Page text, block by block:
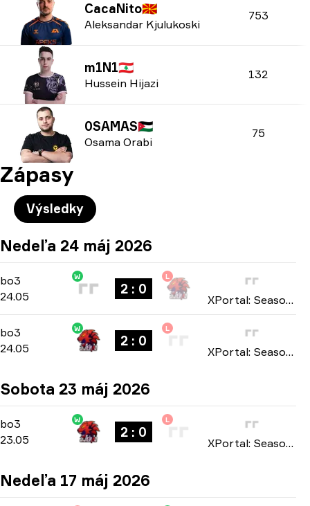
CacaNito🇲🇰
Aleksandar Kjulukoski
753
m1N1🇱🇧
Hussein Hijazi
132
0SAMAS🇯🇴
Osama Orabi
75
Zápasy
Výsledky
Nedeľa 24 máj 2026
bo3 -bo3
24.05
W
2 : 0
L
XPortal: Season 1 2026
bo3 -bo3
24.05
W
2 : 0
L
XPortal: Season 1 2026
Sobota 23 máj 2026
bo3 -bo3
23.05
W
2 : 0
L
XPortal: Season 1 2026
Nedeľa 17 máj 2026